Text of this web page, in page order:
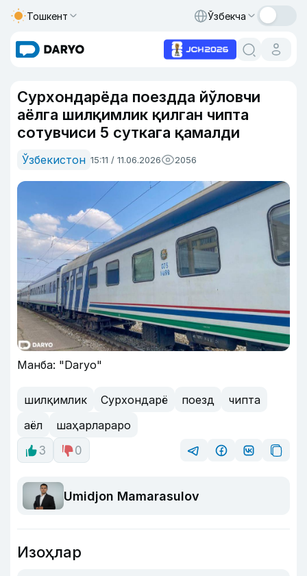
Тошкент Ўзбекча
Сурхондарёда поездда йўловчи
аёлга шилқимлик қилган чипта
сотувчиси 5 суткага қамалди
Ўзбекистон 15:11 / 11.06.2026 2056
Манба: "Daryo"
шилқимлик Сурхондарё поезд
чипта
аёл
шаҳарлараро
3
0
Umidjon Mamarasulov
Изоҳлар